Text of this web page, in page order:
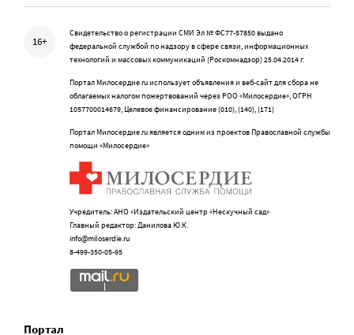
16+
Свидетельство о регистрации СМИ Эл № ФС77-57850 выдано
федеральной службой по надзору в сфере связи, информационных
технологий и массовых коммуникаций (Роскомнадзор) 25.04.2014 г.
Портал Милосердие.ru использует объявления и веб-сайт для сбора не
облагаемых налогом пожертвований через РОО «Милосердие», ОГРН
1057700014679, Целевое финансирование (010), (140), (171)
Портал Милосердие.ru является одним из проектов Православной службы
помощи «Милосердие»
Учредитель: АНО «Издательский центр «Нескучный сад»
Главный редактор: Данилова Ю.К.
info@miloserdie.ru
8-499-350-05-95
Портал